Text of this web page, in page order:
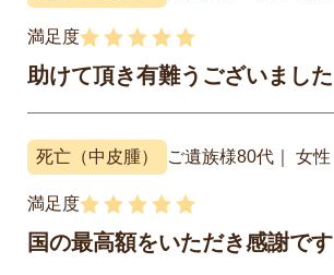
満足度
助けて頂き有難うございました
死亡（中皮腫） ご遺族様80代 女性
満足度
国の最高額をいただき感謝です